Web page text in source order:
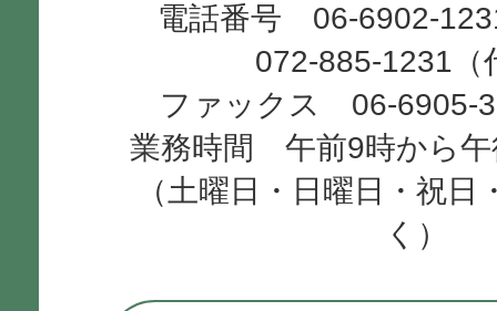
電話番号 06-6902-
072-885-1231（
ファックス 06-6905-
業務時間 午前9時から午
（土曜日・日曜日・祝日
く）